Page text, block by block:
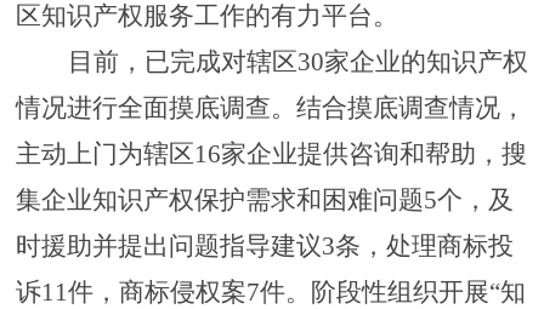
区知识产权服务工作的有力平台。
目前，已完成对辖区30家企业的知识产权
情况进行全面摸底调查。结合摸底调查情况，
主动上门为辖区16家企业提供咨询和帮助，搜
集企业知识产权保护需求和困难问题5个，及
时援助并提出问题指导建议3条 ，处理商标投
诉11件，商标侵权案7件。 阶段性组织开展“知